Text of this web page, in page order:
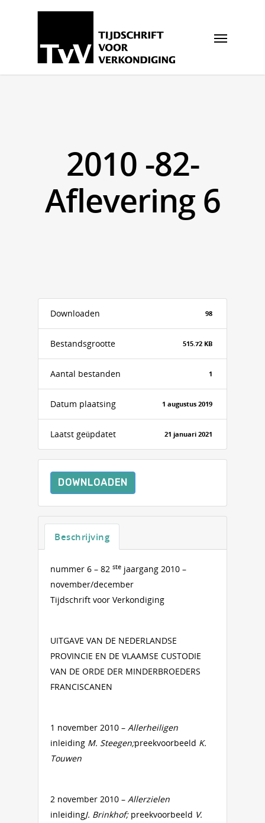
2010 -82-
Aflevering 6
Downloaden 98
Bestandsgrootte 515.72 KB
Aantal bestanden 1
Datum plaatsing 1 augustus 2019
Laatst geüpdatet 21 januari 2021
DOWNLOADEN
Beschrijving
nummer 6 – 82 ste jaargang 2010 –
november/december
Tijdschrift voor Verkondiging
UITGAVE VAN DE NEDERLANDSE
PROVINCIE EN DE VLAAMSE CUSTODIE
VAN DE ORDE DER MINDERBROEDERS
FRANCISCANEN
1 november 2010 – Allerheiligen
inleiding M. Steegen;preekvoorbeeld K.
Touwen
2 november 2010 – Allerzielen
inleidingJ. Brinkhof;preekvoorbeeld V.